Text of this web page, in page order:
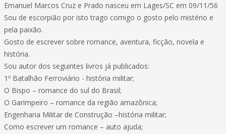
Emanuel Marcos Cruz e Prado nasceu em Lages/SC em 09/11/56
Sou de escorpião por isto trago comigo o gosto pelo mistério e
pela paixão.
Gosto de escrever sobre romance, aventura, ficção, novela e
história.
Sou autor dos seguintes livros já publicados:
1º Batalhão Ferroviário - história militar;
O Bispo – romance do sul do Brasil;
O Garimpeiro – romance da região amazônica;
Engenharia Militar de Construção –história militar;
Como escrever um romance – auto ajuda;